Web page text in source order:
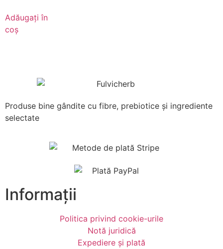
Adăugați în
coș
Produse bine gândite cu fibre, prebiotice și ingrediente
selectate
Informații
Politica privind cookie-urile
Notă juridică
Expediere și plată